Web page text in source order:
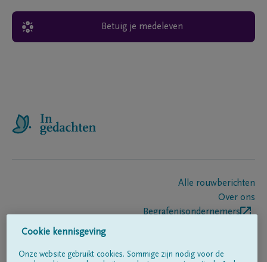
Betuig je medeleven
Alle rouwberichten
Over ons
Begrafenisondernemers
Cookie kennisgeving
Onze website gebruikt cookies. Sommige zijn nodig voor de